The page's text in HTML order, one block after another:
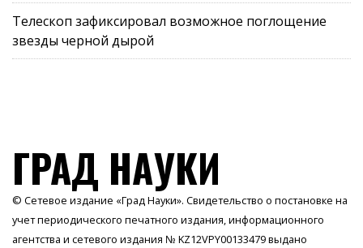
Телескоп зафиксировал возможное поглощение
звезды черной дырой
ГРАД НАУКИ
© Сетевое издание «Град Науки». Свидетельство о постановке на
учет периодического печатного издания, информационного
агентства и сетевого издания № KZ12VPY00133479 выдано